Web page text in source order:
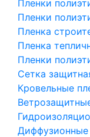
Пленки
Пленки
Пленка
Пленка
Пленки
Сетка
Кровельные